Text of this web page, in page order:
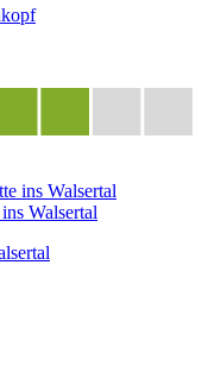
Walsertal